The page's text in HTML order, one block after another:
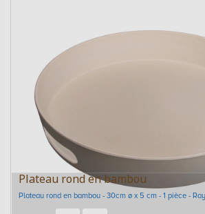
Plateau rond en bambou
Plateau rond en bambou - 30cm ø x 5 cm - 1 pièce -